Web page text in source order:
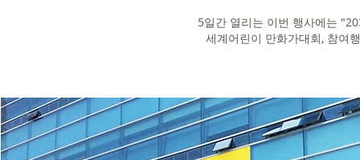
5일간 열리는 이번 행사에는
세계어린이 만화가대회, 참여